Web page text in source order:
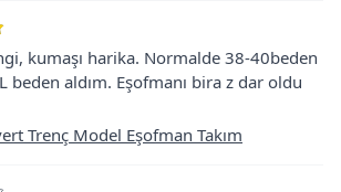
kumaşı harika. Normalde 38-40beden
beden aldım. Eşofmanı bira z dar oldu
Trenç Model Eşofman Takım